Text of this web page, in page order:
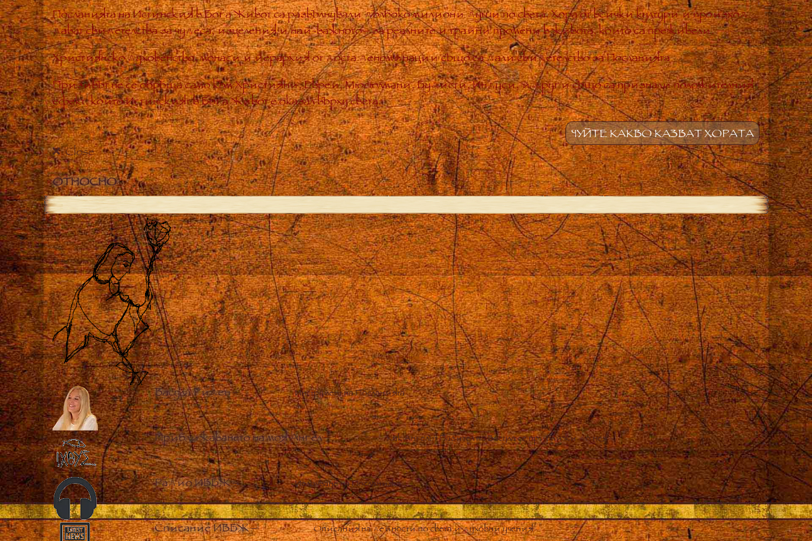
Посланията на Истинския в Бога Живот са развълнували дълбоко милиони души по света. Хора от всички култури и произход
дават свидетелства за чудеса, изцеления и най-важното – за реалните и трайни промени в живота, които са преживели.
Християнско духовенство, монаси и йерархия от доста деноминации също са дали свидетелство за Посланията
Призивът не се обръща само към Християни, Евреи, Мюсюлмани, Будисти, Индуси, и други също са признали положителния
ефект, който Истинският в Бога Живот е оказал върху света.
ЧУЙТЕ КАКВО КАЗВАТ ХОРАТА
Close
ОТНОСНО
Васула Риден– Инструмент на Посланията
Приближаването на моя Ангел– Как Ангелът Пазител на Васула се приближи до нея
Радио ИВБЖ– Излъчване на Посланията
Списание ИВБЖ– Описания на дейности по света и духовни учения